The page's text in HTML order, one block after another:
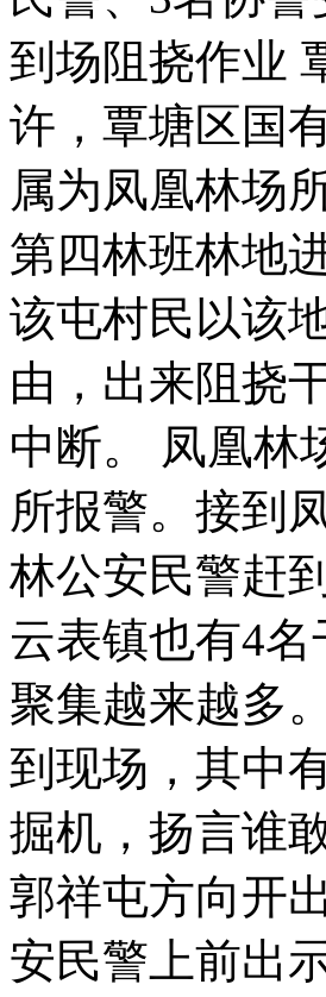
到场阻挠作业
许，覃塘区国
属为凤凰林场
第四林班林地
该屯村民以该
由，出来阻挠
中断。 凤凰林
所报警。接到
林公安民警赶
云表镇也有4
聚集越来越多
到现场，其中
掘机，扬言谁
郭祥屯方向开
安民警上前出